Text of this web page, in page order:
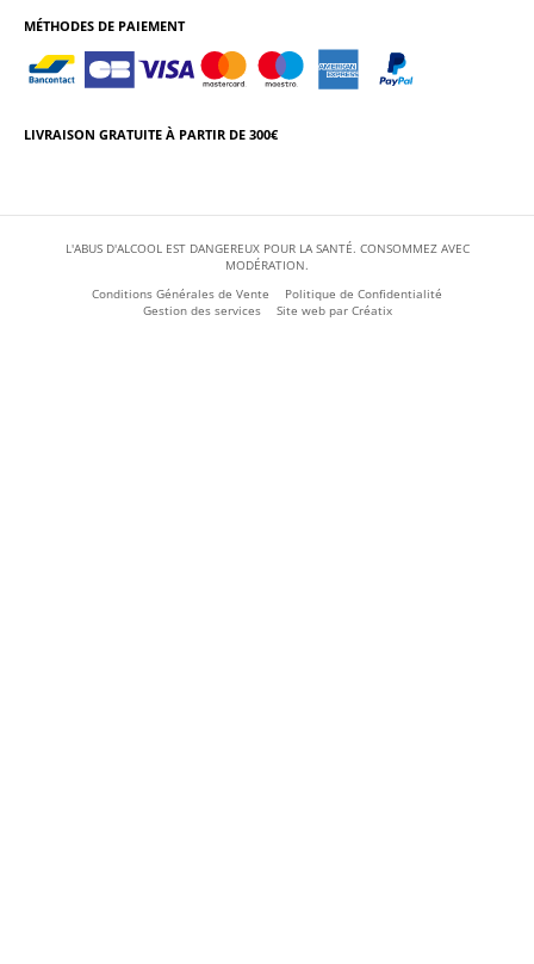
MÉTHODES DE PAIEMENT
LIVRAISON GRATUITE À PARTIR DE 300€
L'ABUS D'ALCOOL EST DANGEREUX POUR LA SANTÉ. CONSOMMEZ AVEC
MODÉRATION.
Conditions Générales de Vente
Politique de Confidentialité
Gestion des services
Site web par Créatix